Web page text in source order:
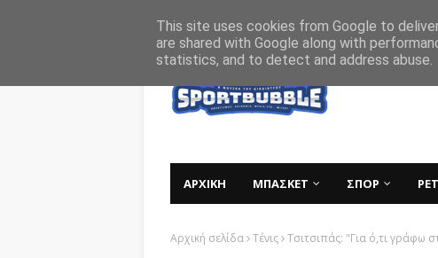
ΑΡΧΙΚΗ ΜΠΑΣΚΕΤ ΣΠΟΡ
Αρχική σελίδα Τένις Τσιτσιπάς: "Για ό,τι γράφω
This site uses cookies from Google to
are shared with Google along with
statistics, and to detect and address abuse.